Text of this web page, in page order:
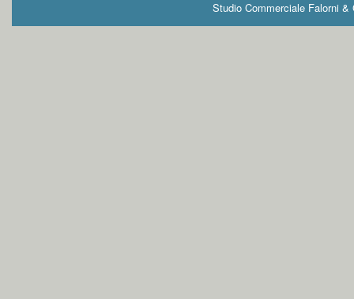
Studio Commerciale Falorni